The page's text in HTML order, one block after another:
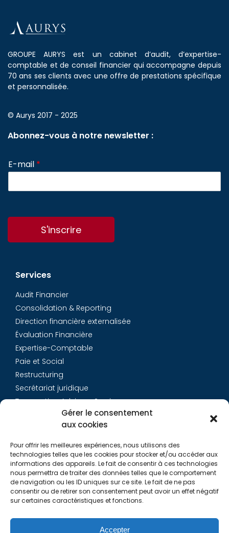
Gérer le consentement
aux cookies
Pour offrir les meilleures expériences, nous utilisons des
technologies telles que les cookies pour stocker et/ou accéder aux
informations des appareils. Le fait de consentir à ces technologies
nous permettra de traiter des données telles que le comportement
de navigation ou les ID uniques sur ce site. Le fait de ne pas
consentir ou de retirer son consentement peut avoir un effet négatif
sur certaines caractéristiques et fonctions.
Accepter
GROUPE AURYS est un cabinet d’audit, d’expertise-
comptable et de conseil financier qui accompagne depuis
70 ans ses clients avec une offre de prestations spécifique
et personnalisée.
© Aurys 2017 - 2025
Abonnez-vous à notre newsletter :
E-mail *
S'inscrire
Services
Audit Financier
Consolidation & Reporting
Direction financière externalisée
Évaluation Financière
Expertise-Comptable
Paie et Social
Restructuring
Secrétariat juridique
Transaction Advisory Services
Équipe
Carrières
Contact
Liens utiles